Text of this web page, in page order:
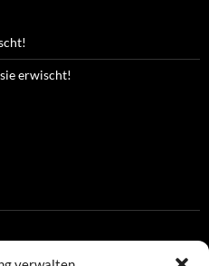
erwischt!